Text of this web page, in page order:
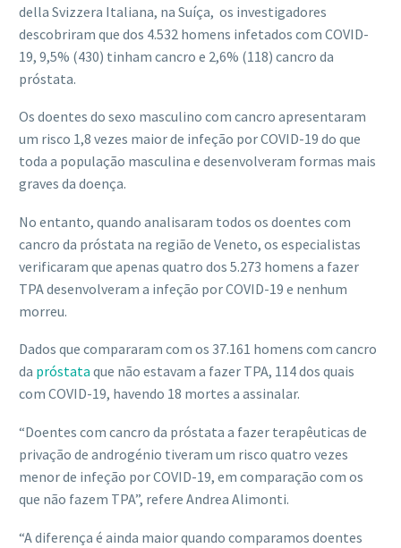
della Svizzera Italiana, na Suíça, os investigadores
descobriram que dos 4.532 homens infetados com COVID-
19, 9,5% (430) tinham cancro e 2,6% (118) cancro da
próstata.
Os doentes do sexo masculino com cancro apresentaram
um risco 1,8 vezes maior de infeção por COVID-19 do que
toda a população masculina e desenvolveram formas mais
graves da doença.
No entanto, quando analisaram todos os doentes com
cancro da próstata na região de Veneto, os especialistas
verificaram que apenas quatro dos 5.273 homens a fazer
TPA desenvolveram a infeção por COVID-19 e nenhum
morreu.
Dados que compararam com os 37.161 homens com cancro
da próstata que não estavam a fazer TPA, 114 dos quais
com COVID-19, havendo 18 mortes a assinalar.
“Doentes com cancro da próstata a fazer terapêuticas de
privação de androgénio tiveram um risco quatro vezes
menor de infeção por COVID-19, em comparação com os
que não fazem TPA”, refere Andrea Alimonti.
“A diferença é ainda maior quando comparamos doentes